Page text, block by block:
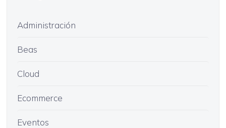
Administración
Beas
Cloud
Ecommerce
Eventos